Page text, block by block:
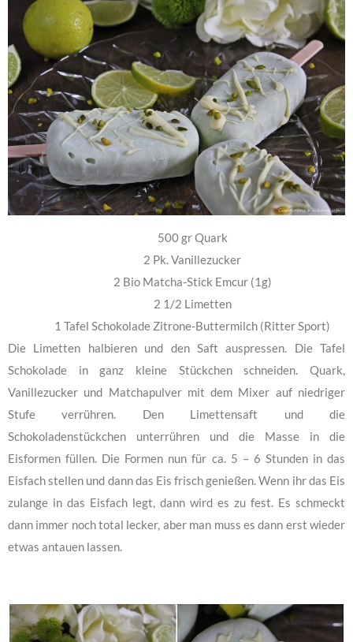
500 gr Quark
2 Pk. Vanillezucker
2 Bio Matcha-Stick Emcur (1g)
2 1/2 Limetten
1 Tafel Schokolade Zitrone-Buttermilch (Ritter Sport)
Die Limetten halbieren und den Saft auspressen. Die Tafel
Schokolade in ganz kleine Stückchen schneiden. Quark,
Vanillezucker und Matchapulver mit dem Mixer auf niedriger
Stufe verrühren. Den Limettensaft und die
Schokoladenstückchen unterrühren und die Masse in die
Eisformen füllen. Die Formen nun für ca. 5 – 6 Stunden in das
Eisfach stellen und dann das Eis frisch genießen. Wenn ihr das Eis
zulange in das Eisfach legt, dann wird es zu fest. Es schmeckt
dann immer noch total lecker, aber man muss es dann erst wieder
etwas antauen lassen.